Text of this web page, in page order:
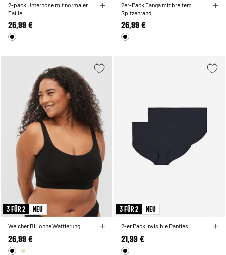
2-pack Unterhose mit normaler
Taille
26,99 €
2er-Pack Tanga mit breitem
Spitzenrand
26,99 €
3 FÜR 2 NEU
Weicher BH ohne Wattierung
26,99 €
3 FÜR 2 NEU
2-er Pack invisible Panties
21,99 €